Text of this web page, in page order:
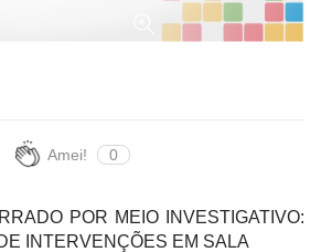
Amei! 0
POR MEIO INVESTIGATIVO:
INTERVENÇÕES EM SALA